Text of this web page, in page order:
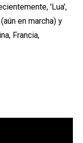
'Lua',
en marcha) y
Francia,